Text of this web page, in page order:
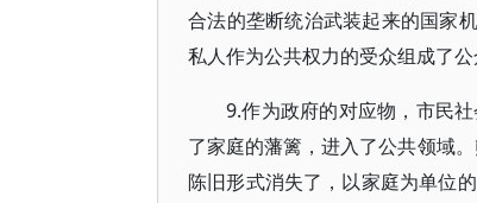
合法的垄断统治武装起来的国家
私人作为公共权力的受众组成了公
9.作为政府的对应物，市民
了家庭的藩篱，进入了公共领域
陈旧形式消失了，以家庭为单位